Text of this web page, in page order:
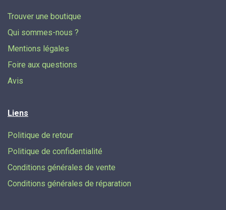
Trouver une boutique
Qui sommes-nous ?
Mentions légales
Foire aux questions
Avis
Liens
Politique de retour
Politique de confidentialité
Conditions générales de vente
Conditions générales de réparation